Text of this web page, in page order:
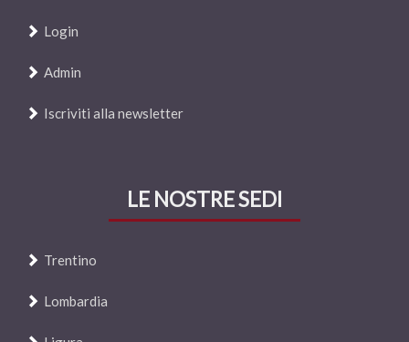
Login
Admin
Iscriviti alla newsletter
LE NOSTRE SEDI
Trentino
Lombardia